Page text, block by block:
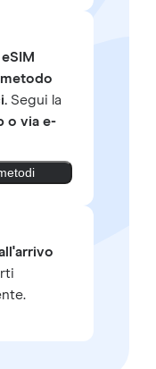
metodo
Segui la
o via e-